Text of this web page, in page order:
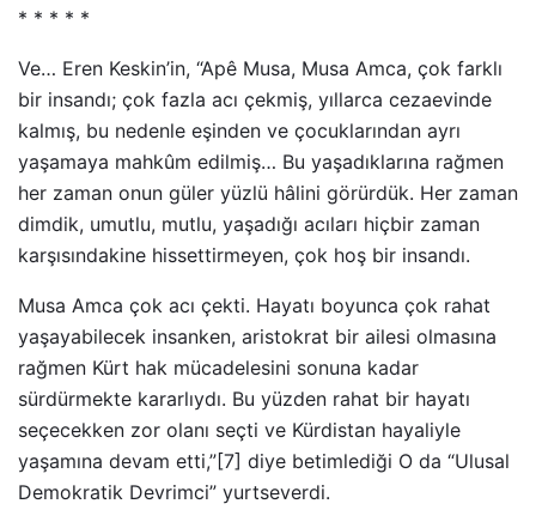
* * * * *
Ve… Eren Keskin’in, “Apê Musa, Musa Amca, çok farklı
bir insandı; çok fazla acı çekmiş, yıllarca cezaevinde
kalmış, bu nedenle eşinden ve çocuklarından ayrı
yaşamaya mahkûm edilmiş… Bu yaşadıklarına rağmen
her zaman onun güler yüzlü hâlini görürdük. Her zaman
dimdik, umutlu, mutlu, yaşadığı acıları hiçbir zaman
karşısındakine hissettirmeyen, çok hoş bir insandı.
Musa Amca çok acı çekti. Hayatı boyunca çok rahat
yaşayabilecek insanken, aristokrat bir ailesi olmasına
rağmen Kürt hak mücadelesini sonuna kadar
sürdürmekte kararlıydı. Bu yüzden rahat bir hayatı
seçecekken zor olanı seçti ve Kürdistan hayaliyle
yaşamına devam etti,”[7] diye betimlediği O da “Ulusal
Demokratik Devrimci” yurtseverdi.